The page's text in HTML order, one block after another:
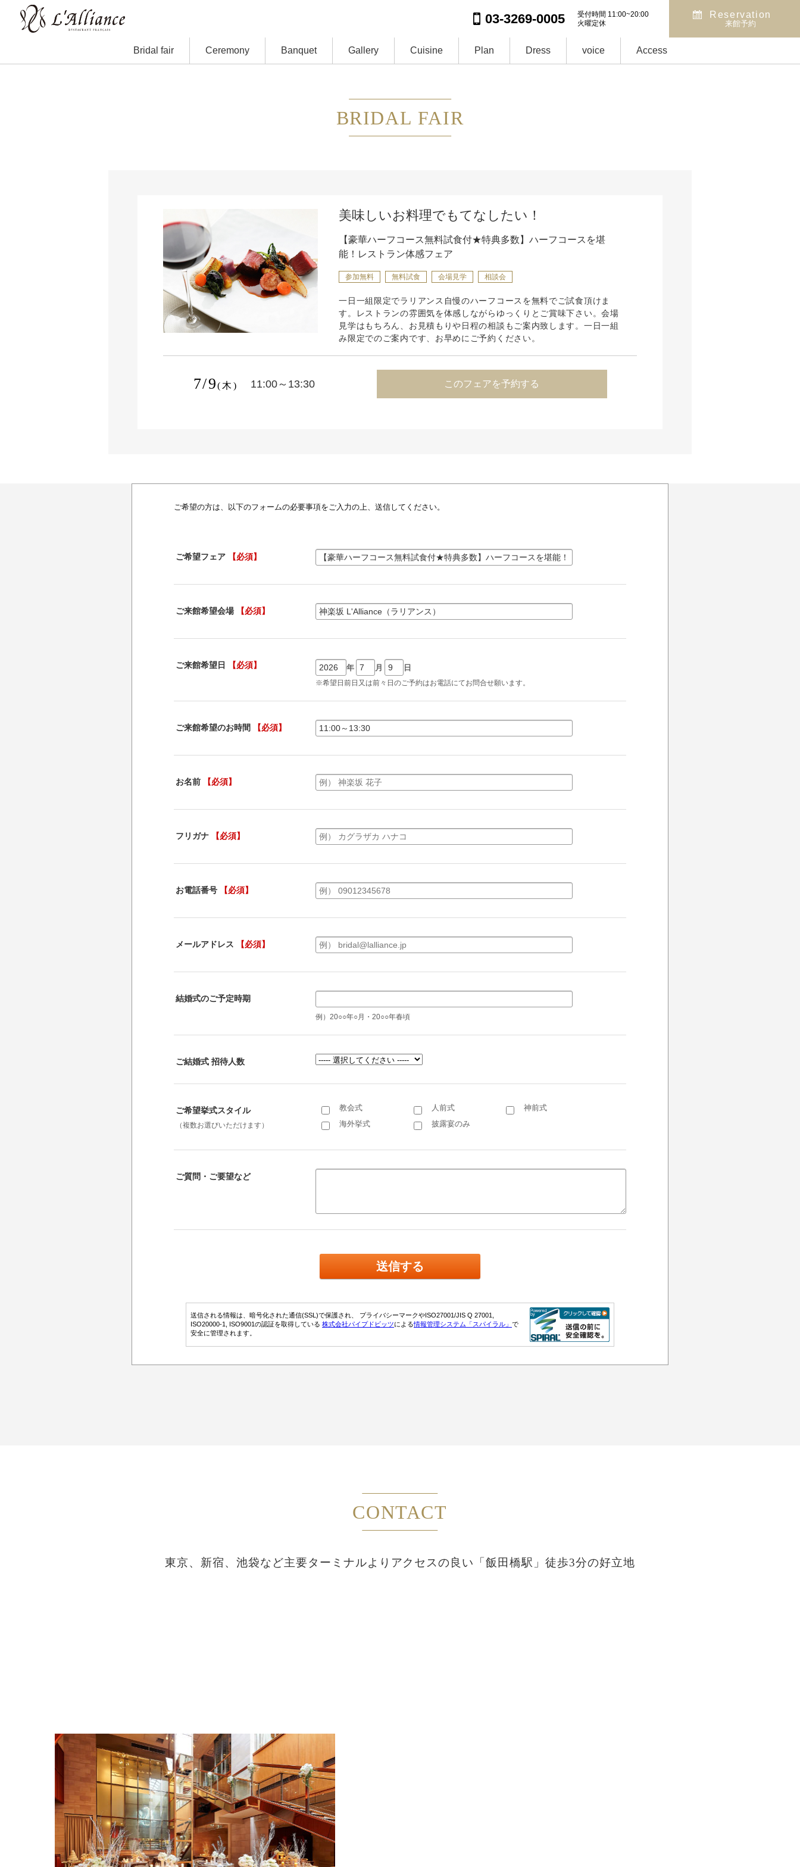
03-3269-0005
受付時間 11:00~20:00
火曜定休
Reservation
来館予約
Bridal fair Ceremony Banquet Gallery Cuisine Plan Dress voice Access
BRIDAL FAIR
美味しいお料理でもてなしたい！
【豪華ハーフコース無料試食付★特典多数】ハーフコースを堪
能！レストラン体感フェア
参加無料 無料試食 会場見学 相談会
一日一組限定でラリアンス自慢のハーフコースを無料でご試食頂けま
す。レストランの雰囲気を体感しながらゆっくりとご賞味下さい。会場
見学はもちろん、お見積もりや日程の相談もご案内致します。一日一組
み限定でのご案内です、お早めにご予約ください。
7/9(木) 11:00～13:30 このフェアを予約する
CONTACT
東京、新宿、池袋など主要ターミナルより アクセスの良い「飯田橋駅」徒歩3分の好立地